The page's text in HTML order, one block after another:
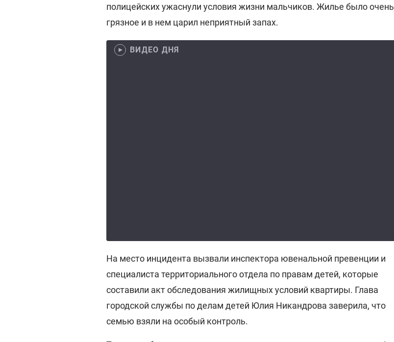
полицейских ужаснули условия жизни мальчиков. Жилье было очень
грязное и в нем царил неприятный запах.
ВИДЕО ДНЯ
На место инцидента вызвали инспектора ювенальной превенции и
специалиста территориального отдела по правам детей, которые
составили акт обследования жилищных условий квартиры. Глава
городской службы по делам детей Юлия Никандрова заверила, что
семью взяли на особый контроль.